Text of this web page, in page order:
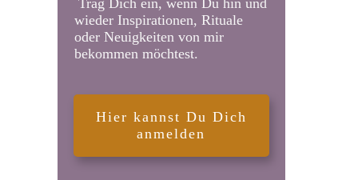
Trag Dich ein, wenn Du hin und
wieder Inspirationen, Rituale
oder Neuigkeiten von mir
bekommen möchtest.
Hier kannst Du Dich
anmelden